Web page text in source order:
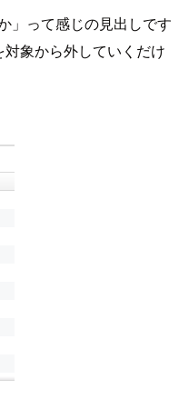
」って感じの見出しです
象から外していくだけ